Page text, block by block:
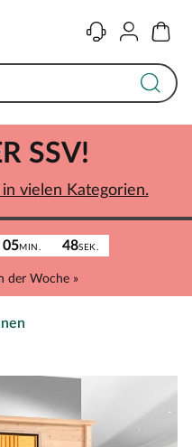
KontaktKonto
05MIN. 48SEK.
der Woche »
SSV!
vielen Kategorien.